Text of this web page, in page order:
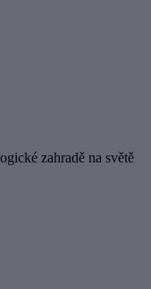
zahradě na světě